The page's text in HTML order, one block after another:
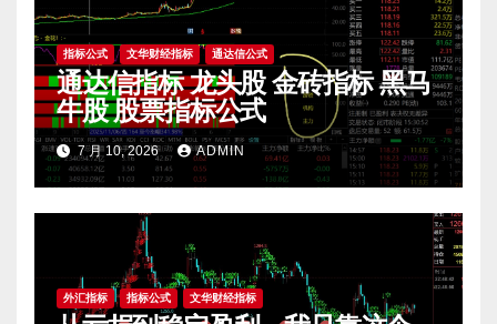
指标公式 文华财经指标 通达信公式
通达信指标 龙头股 金砖指标 黑马
牛股 股票指标公式
7 月 10, 2026 ADMIN
外汇指标 指标公式 文华财经指标